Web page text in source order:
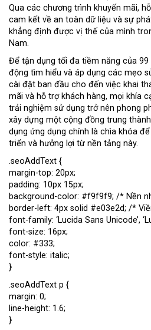
Qua các chương trình khuyến mãi,
cam kết về an toàn dữ liệu và sự
khẳng định được vị thế của mình
Nam.
Để tận dụng tối đa tiềm năng của
động tìm hiểu và áp dụng các mẹo
cài đặt ban đầu cho đến việc khai
mãi và hỗ trợ khách hàng, mọi khía
trải nghiệm sử dụng trở nên phong
xây dựng một cộng đồng trung
dụng ứng dụng chính là chìa khóa
triển và hưởng lợi từ nền tảng này.
.seoAddText {
margin-top: 20px;
padding: 10px 15px;
background-color: #f9f9f9; /* Nền
border-left: 4px solid #e03e2d; /*
font-family: ‘Lucida Sans Unicode’,
font-size: 16px;
color: #333;
font-style: italic;
}
.seoAddText p {
margin: 0;
line-height: 1.6;
}